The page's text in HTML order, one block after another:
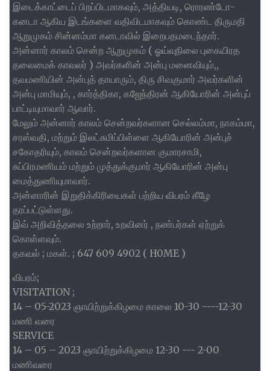
இடைக்காட்டைப் பிறப்பிடமாகவும், அத்தியடி, ரொரண்டோ-
கனடா ஆகிய இடங்களை வதிவிடமாகவும் கொண்ட திருமதி
ஆறுமுகம் சின்னம்மா கனடாவில் இறைபதமடைந்தார்.
அன்னார் காலம் சென்ற ஆறுமுகம் ( ஓய்வுநிலை புகையிரத
தலைமைக் காவலர் ) அவர்களின் அன்பு மனைவியும்,,
தவமணியின் அன்புத் தாயாரும், திரு சிவகுமார் அவர்களின்
அன்பு மாமியும், , கார்த்திகா, கஜேந்திரன் ஆகியோரின் அன்புப்
பாட்டியுமாவார் ஆவார்.
மேலும் அன்னார் காலம் சென்றவர்களான செல்லம்மா, நாகம்மா,
சரஸ்வதி, மற்றும் இலட்சுமிப்பிள்ளை ஆகியோரின் அன்புச்
சகோதரியும், காலம் சென்றவர்களான குமாரசாமி,
சுப்பிரமணியம் மற்றும் முத்துக்குமார் ஆகியோரின் அன்பு
மைத்துணியுமாவார்.
அன்னாரின் இறுதிக்கிரியைகள் பற்றிய விபரம் கீழே
தரப்பட்டுள்ளது.
இவ் அறிவித்தலை உற்றார், உறவினர் , நண்பர்கள் ஏற்றுக்
கொள்ளவும்.
தகவல் ; மகள். ; 647 609 4902 ( H0ME )
விபரம்;
VISITATION ;
14 – 05-2023 ஞாயிற்றுக்கிழமை காலை 10-30 ----12-30
மணி வரை
SERVICE
14 – 05 – 2023 ஞாயிற்றுக்கிழமை 12-30 --- 2-00
மணிவரை